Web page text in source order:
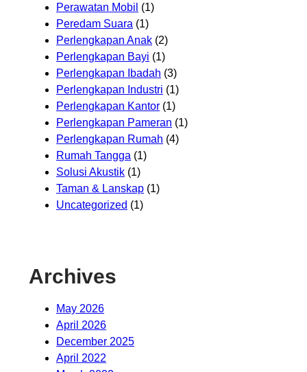
Perawatan Mobil (1)
Peredam Suara (1)
Perlengkapan Anak (2)
Perlengkapan Bayi (1)
Perlengkapan Ibadah (3)
Perlengkapan Industri (1)
Perlengkapan Kantor (1)
Perlengkapan Pameran (1)
Perlengkapan Rumah (4)
Rumah Tangga (1)
Solusi Akustik (1)
Taman & Lanskap (1)
Uncategorized (1)
Archives
May 2026
April 2026
December 2025
April 2022